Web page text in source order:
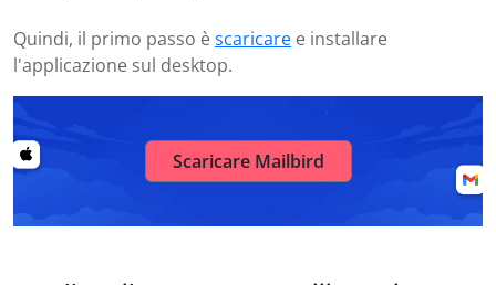
Quindi, il primo passo èscaricare e installare
l'applicazione sul desktop.
Scaricare Mailbird